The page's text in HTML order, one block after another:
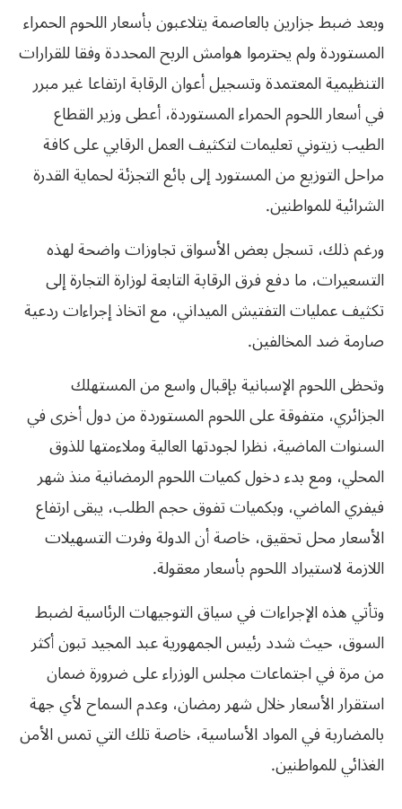
وبعد ضبط جزارين بالعاصمة يتلاعبون بأسعار اللحوم الحمراء
المستوردة ولم يحترموا هوامش الربح المحددة وفقا للقرارات
التنظيمية المعتمدة وتسجيل أعوان الرقابة ارتفاعا غير مبرر
في أسعار اللحوم الحمراء المستوردة، أعطى وزير القطاع
الطيب زيتوني تعليمات لتكثيف العمل الرقابي على كافة
مراحل التوزيع من المستورد إلى بائع التجزئة لحماية القدرة
الشرائية للمواطنين.
ورغم ذلك، تسجل بعض الأسواق تجاوزات واضحة لهذه
التسعيرات، ما دفع فرق الرقابة التابعة لوزارة التجارة إلى
تكثيف عمليات التفتيش الميداني، مع اتخاذ إجراءات ردعية
صارمة ضد المخالفين.
وتحظى اللحوم الإسبانية بإقبال واسع من المستهلك
الجزائري، متفوقة على اللحوم المستوردة من دول أخرى في
السنوات الماضية، نظرا لجودتها العالية وملاءمتها للذوق
المحلي، ومع بدء دخول كميات اللحوم الرمضانية منذ شهر
فيفري الماضي، وبكميات تفوق حجم الطلب، يبقى ارتفاع
الأسعار محل تحقيق، خاصة أن الدولة وفرت التسهيلات
اللازمة لاستيراد اللحوم بأسعار معقولة.
وتأتي هذه الإجراءات في سياق التوجيهات الرئاسية لضبط
السوق، حيث شدد رئيس الجمهورية عبد المجيد تبون أكثر
من مرة في اجتماعات مجلس الوزراء على ضرورة ضمان
استقرار الأسعار خلال شهر رمضان، وعدم السماح لأي جهة
بالمضاربة في المواد الأساسية، خاصة تلك التي تمس الأمن
الغذائي للمواطنين.